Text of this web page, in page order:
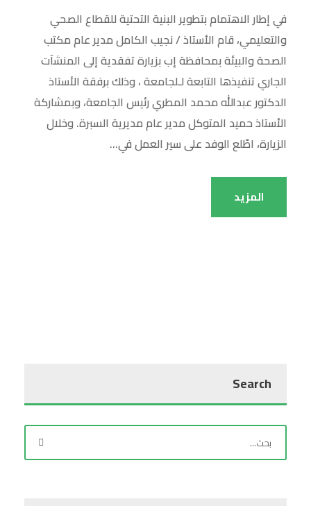
في إطار الاهتمام بتطوير البنية التحتية للقطاع الصحي
والتعليمي، قام الأستاذ / نجيب الكامل مدير عام مكتب
الصحة والبيئة بمحافظة إب بزيارة تفقدية إلى المنشآت
الجاري تنفيذها التابعة لـلجامعة ، وذلك برفقة الأستاذ
الدكتور عبدالله محمد المطري رئيس الجامعة، وبمشاركة
الأستاذ حميد المتوكل مدير عام مديرية السبرة. وخلال
الزيارة، اطّلع الوفد على سير العمل في...
المزيد
Search